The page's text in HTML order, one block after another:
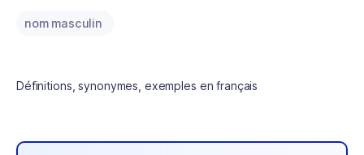
nom masculin
Définitions, synonymes, exemples en français